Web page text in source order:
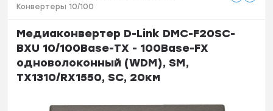
Конвертеры 10/100
Медиаконвертер D-Link DMC-F20SC-
BXU 10/100Base-TX - 100Base-FX
одноволоконный (WDM), SM,
TX1310/RX1550, SC, 20км